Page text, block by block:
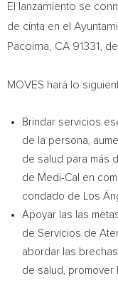
El lanzamiento se
de cinta en el
Pacoima, CA 91331,
MOVES hará lo
Brindar servicios
de la persona,
de salud para más
de Medi-Cal en
condado de Los
Apoyar las las
de Servicios de
abordar las
de salud, promover